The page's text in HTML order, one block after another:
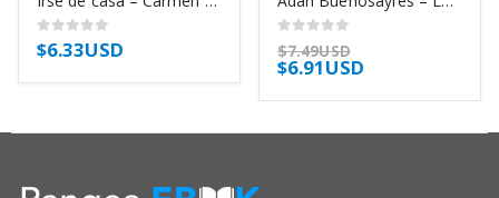
0out of 5
$6.33USD 0out of 5
$7.49USD
$6.91USD